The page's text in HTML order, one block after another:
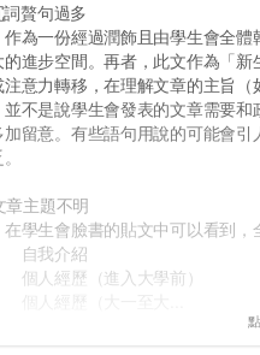
詞贅句過多
一份經過潤飾且由學生會全體
的進步空間。再者，此文作為「
注意力轉移，在理解文章的主旨（
是說學生會發表的文章需要和
加留意。有些語句用說的可能會
章主題不明
生會臉書的貼文中可以看到，
我介紹
經歷（進入大學前）